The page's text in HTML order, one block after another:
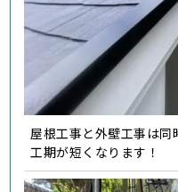
屋根工事と外壁工事は
工期が短くなります！